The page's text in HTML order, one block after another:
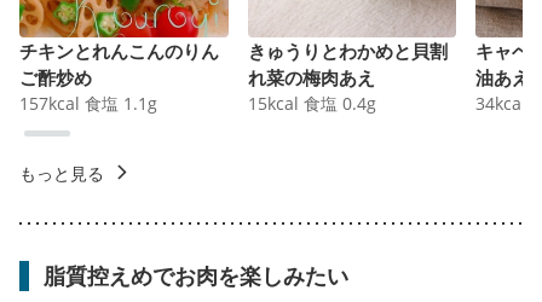
チキンとれんこんのりん
ご酢炒め
157kcal 食塩 1.1 g
きゅうりとわかめと貝割
れ菜の梅肉あえ
15kcal 食塩 0.4g
キャベ
油あえ
34kcal
もっと見る
脂質控えめでお肉を楽しみたい